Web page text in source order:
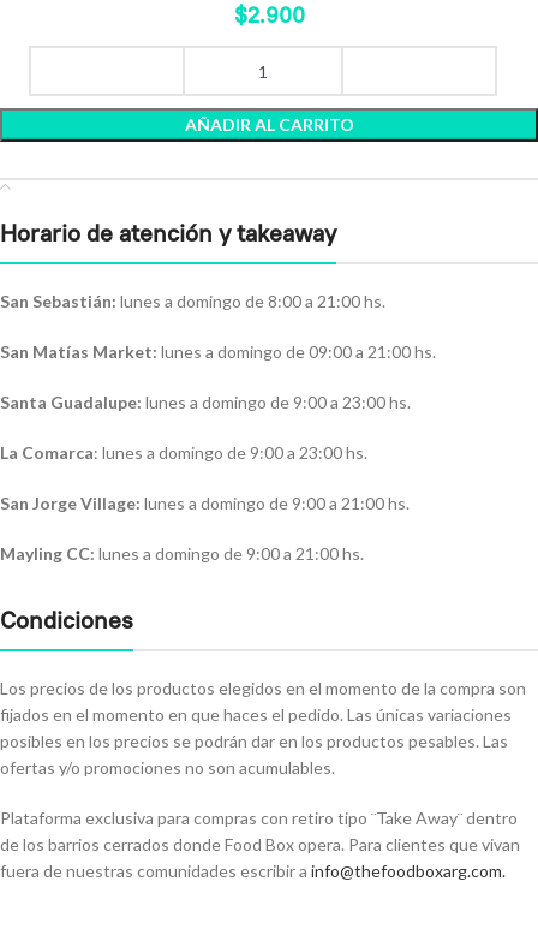
$2.900
AÑADIR AL CARRITO
Horario de atención y takeaway
San Sebastián: lunes a domingo de 8:00 a 21:00 hs.
San Matías Market: lunes a domingo de 09:00 a 21:00 hs.
Santa Guadalupe: lunes a domingo de 9:00 a 23:00 hs.
La Comarca: lunes a domingo de 9:00 a 23:00 hs.
San Jorge Village: lunes a domingo de 9:00 a 21:00 hs.
Mayling CC: lunes a domingo de 9:00 a 21:00 hs.
Condiciones
Los precios de los productos elegidos en el momento de la compra son
fijados en el momento en que haces el pedido. Las únicas variaciones
posibles en los precios se podrán dar en los productos pesables. Las
ofertas y/o promociones no son acumulables.
Plataforma exclusiva para compras con retiro tipo ¨Take Away¨ dentro
de los barrios cerrados donde Food Box opera. Para clientes que vivan
fuera de nuestras comunidades escribir a info@thefoodboxarg.com.